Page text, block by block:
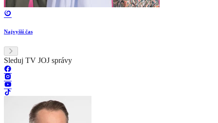
Najvyšší čas
Sleduj TV JOJ správy